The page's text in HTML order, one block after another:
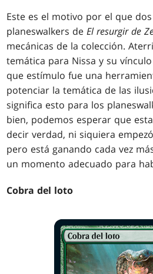
Este es el motivo por el que
planeswalkers deEl resurgir de
mecánicas de la colección.
temática para Nissa y su
que estímulo fue una
potenciar la temática de las
significa esto para los
bien, podemos esperar que
decir verdad, ni siquiera
pero está ganando cada vez
un momento adecuado para
Cobra del loto